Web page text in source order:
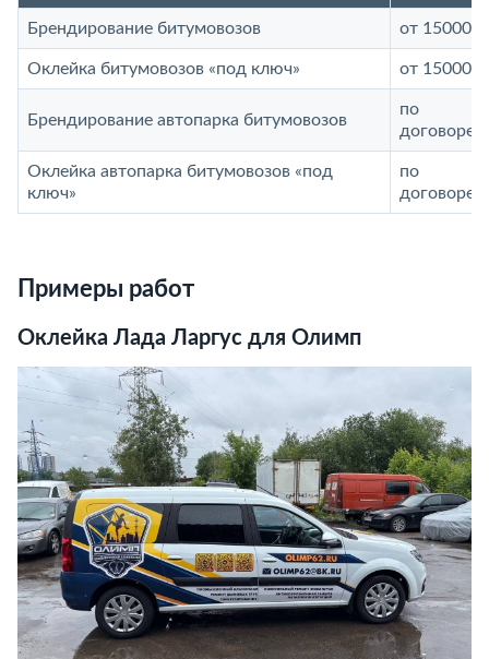
Брендирование битумовозов от 15000
Оклейка битумовозов «под ключ» от 15000
Брендирование автопарка битумовозов
по
Оклейка автопарка битумовозов «под
ключ»
по
Примеры работ
Оклейка Лада Ларгус для Олимп